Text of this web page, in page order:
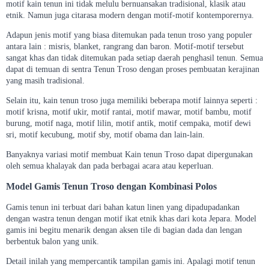
motif kain tenun ini tidak melulu bernuansakan tradisional, klasik atau
etnik. Namun juga citarasa modern dengan motif-motif kontemporernya.
Adapun jenis motif yang biasa ditemukan pada tenun troso yang populer
antara lain : misris, blanket, rangrang dan baron. Motif-motif tersebut
sangat khas dan tidak ditemukan pada setiap daerah penghasil tenun. Semua
dapat di temuan di sentra Tenun Troso dengan proses pembuatan kerajinan
yang masih tradisional.
Selain itu, kain tenun troso juga memiliki beberapa motif lainnya seperti :
motif krisna, motif ukir, motif rantai, motif mawar, motif bambu, motif
burung, motif naga, motif lilin, motif antik, motif cempaka, motif dewi
sri, motif kecubung, motif sby, motif obama dan lain-lain.
Banyaknya variasi motif membuat Kain tenun Troso dapat dipergunakan
oleh semua khalayak dan pada berbagai acara atau keperluan.
Model Gamis Tenun Troso dengan Kombinasi Polos
Gamis tenun ini terbuat dari bahan katun linen yang dipadupadankan
dengan wastra tenun dengan motif ikat etnik khas dari kota Jepara. Model
gamis ini begitu menarik dengan aksen tile di bagian dada dan lengan
berbentuk balon yang unik.
Detail inilah yang mempercantik tampilan gamis ini. Apalagi motif tenun